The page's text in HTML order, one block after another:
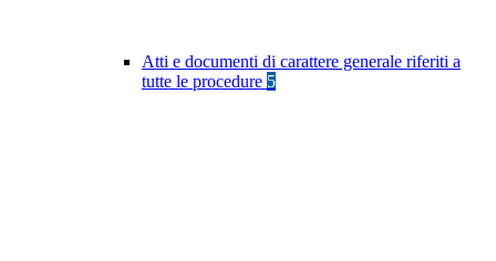
Atti e documenti di carattere generale riferiti a
tutte le procedure 5